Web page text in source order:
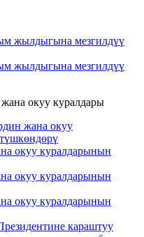
жылдыгына мезгилдүү
жылдыгына мезгилдүү
окуу куралдары
жана окуу
окуу куралдарынын
окуу куралдарынын
окуу куралдарынын
караштуу